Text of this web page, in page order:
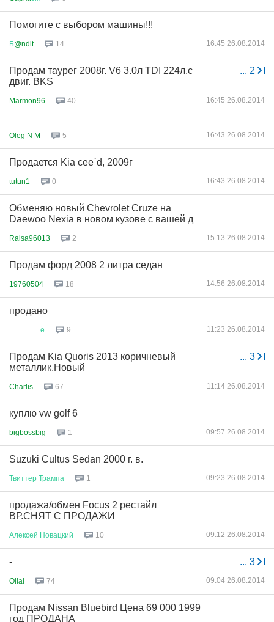
Помогите с выбором машины!!!
Б@ndit 14 16:45 26.08.2014
... 2
Продам таурег 2008г. V6 3.0л TDI 224л.с
двиг. BKS
Marmon96 40 16:45 26.08.2014
Oleg N M 5 16:43 26.08.2014
Продается Kia cee`d, 2009г
tutun1 0 16:43 26.08.2014
Обменяю новый Chevrolet Cruze на
Daewoo Nexia в новом кузове с вашей д
Raisa96013 2 15:13 26.08.2014
Продам форд 2008 2 литра седан
19760504 18 14:56 26.08.2014
продано
ё 9 11:23 26.08.2014
... 3
Продам Kia Quoris 2013 коричневый
металлик.Новый
Charlis 67 11:14 26.08.2014
куплю vw golf 6
bigbossbig 1 09:57 26.08.2014
Suzuki Cultus Sedan 2000 г. в.
Твиттер Трампа 1 09:23 26.08.2014
продажа/обмен Focus 2 рестайл
ВР.СНЯТ С ПРОДАЖИ
Алексей Новацкий 10 09:12 26.08.2014
... 3
-
Olial 74 09:04 26.08.2014
Продам Nissan Bluebird Цена 69 000 1999
год ПРОДАНА